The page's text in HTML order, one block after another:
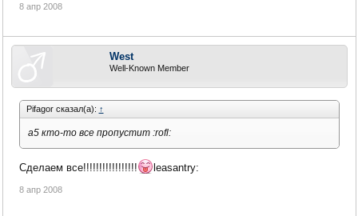
8 апр 2008
West
Well-Known Member
Pifagor сказал(а): ↑
а5 кто-то все пропустит :rofl:
Сделаем все!!!!!!!!!!!!!!!!! leasantry:
8 апр 2008